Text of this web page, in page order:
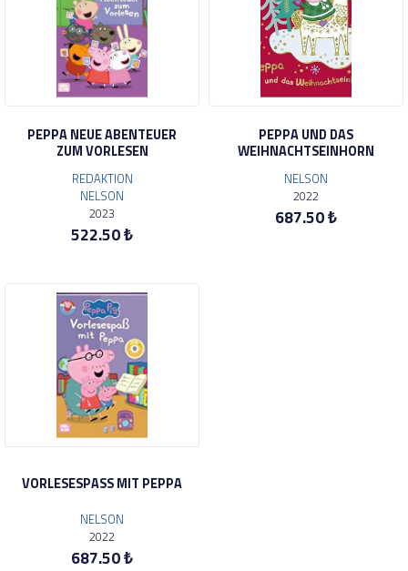
PEPPA NEUE ABENTEUER
ZUM VORLESEN
REDAKTION
NELSON
2023
522.50 ₺
PEPPA UND DAS
WEIHNACHTSEINHORN
NELSON
2022
687.50 ₺
VORLESESPASS MIT PEPPA
NELSON
2022
687.50 ₺